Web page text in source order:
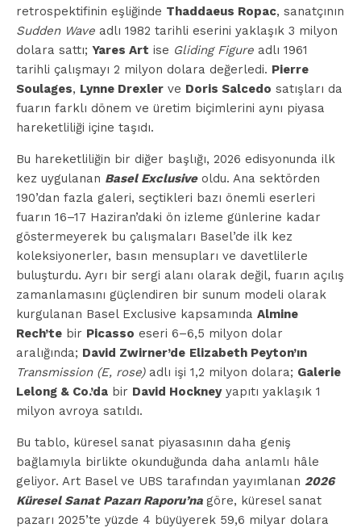
retrospektifinin eşliğinde Thaddaeus Ropac, sanatçının
Sudden Wave adlı 1982 tarihli eserini yaklaşık 3 milyon
dolara sattı; Yares Art ise Gliding Figure adlı 1961
tarihli çalışmayı 2 milyon dolara değerledi. Pierre
Soulages, Lynne Drexler ve Doris Salcedo satışları da
fuarın farklı dönem ve üretim biçimlerini aynı piyasa
hareketliliği içine taşıdı.
Bu hareketliliğin bir diğer başlığı, 2026 edisyonunda ilk
kez uygulanan Basel Exclusiveoldu. Ana sektörden
190’dan fazla galeri, seçtikleri bazı önemli eserleri
fuarın 16–17 Haziran’daki ön izleme günlerine kadar
göstermeyerek bu çalışmaları Basel’de ilk kez
koleksiyonerler, basın mensupları ve davetlilerle
buluşturdu. Ayrı bir sergi alanı olarak değil, fuarın açılış
zamanlamasını güçlendiren bir sunum modeli olarak
kurgulanan Basel Exclusive kapsamında Almine
Rech’te bir Picasso eseri 6–6,5 milyon dolar
aralığında; David Zwirner’de Elizabeth Peyton’ın
Transmission (E, rose)adlı işi 1,2 milyon dolara; Galerie
Lelong & Co.’da bir David Hockneyyapıtı yaklaşık 1
milyon avroya satıldı.
Bu tablo, küresel sanat piyasasının daha geniş
bağlamıyla birlikte okunduğunda daha anlamlı hâle
geliyor. Art Basel ve UBS tarafından yayımlanan 2026
Küresel Sanat Pazarı Raporu’na göre, küresel sanat
pazarı 2025’te yüzde 4 büyüyerek 59,6 milyar dolara